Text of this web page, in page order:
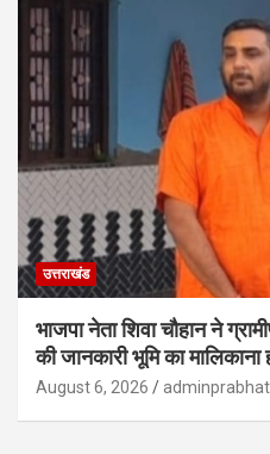
उत्तराखंड
भाजपा नेता शिवा चौहान ने
की जानकारी भूमि का
August 6, 2026 adminprabhat